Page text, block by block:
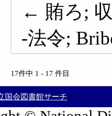
← 賄ろ;
-法令;
17件中 1 - 17 件目
国会図書館サーチ